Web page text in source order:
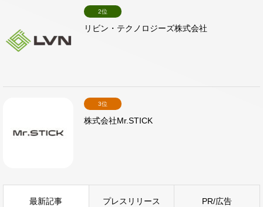
2位
リビン・テクノロジーズ株式会社
3位
株式会社Mr.STICK
最新記事 プレスリリース PR/広告